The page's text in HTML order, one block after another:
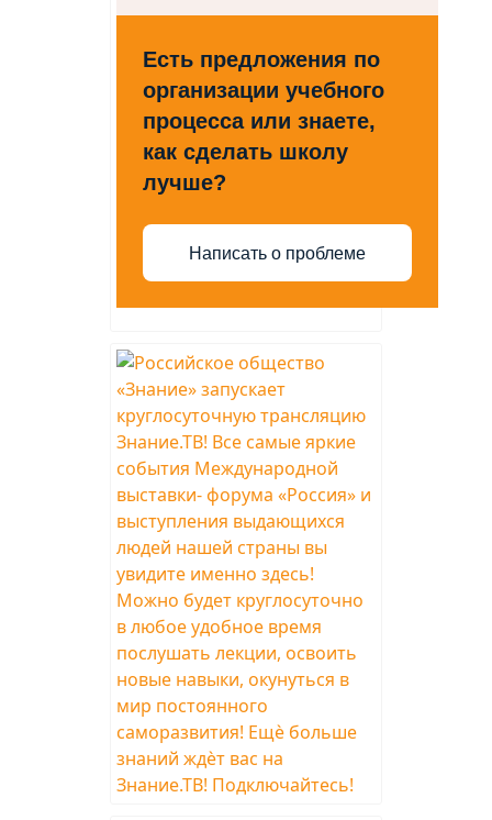
Есть предложения по
организации учебного
процесса или знаете,
как сделать школу
лучше?
Написать о проблеме